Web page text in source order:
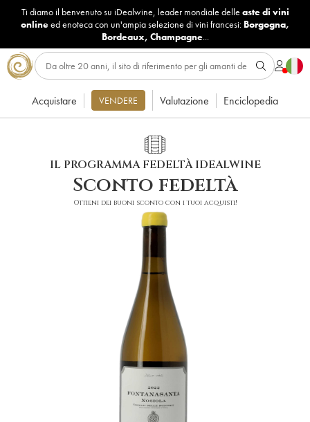
Ti diamo il benvenuto su iDealwine, leader mondiale delle aste di vini
onlineed enoteca con un'ampia selezione di vini francesi: Borgogna,
Bordeaux, Champagne...
Acquistare VENDERE Valutazione Enciclopedia
IL PROGRAMMA FEDELTÀ IDEALWINE
Sconto fedeltà
Ottieni dei buoni sconto con i tuoi acquisti!